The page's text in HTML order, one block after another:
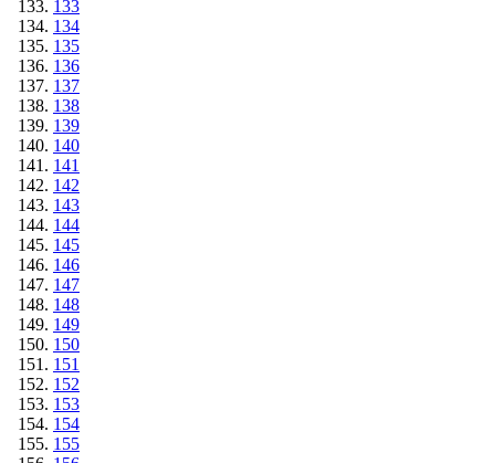
133
134
135
136
137
138
139
140
141
142
143
144
145
146
147
148
149
150
151
152
153
154
155